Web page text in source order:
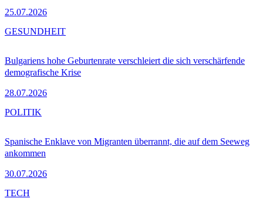
25.07.2026
Bulgariens hohe Geburtenrate verschleiert die sich verschärfende
demografische Krise
28.07.2026
GESUNDHEIT
Spanische Enklave von Migranten überrannt, die auf dem Seeweg
ankommen
30.07.2026
POLITIK
TECH